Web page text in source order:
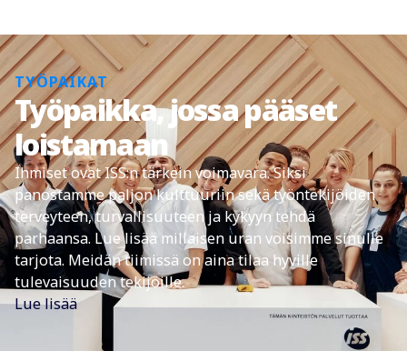
TYÖPAIKAT
Työpaikka, jossa pääset
loistamaan
Ihmiset ovat ISS:n tärkein voimavara. Siksi
panostamme paljon kulttuuriin sekä työntekijöiden
terveyteen, turvallisuuteen ja kykyyn tehdä
parhaansa. Lue lisää millaisen uran voisimme sinulle
tarjota. Meidän tiimissä on aina tilaa hyville
tulevaisuuden tekijöille.
Lue lisää